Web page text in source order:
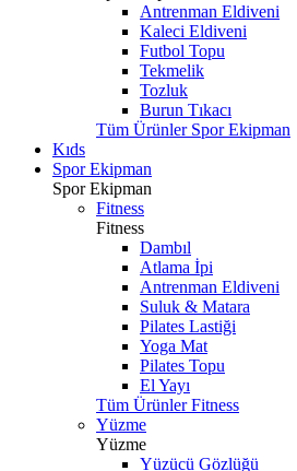
Antrenman Eldiveni
Kaleci Eldiveni
Futbol Topu
Tekmelik
Tozluk
Burun Tıkacı
Tüm Ürünler Spor Ekipman
Kıds
Spor Ekipman
Spor Ekipman
Fitness
Fitness
Dambıl
Atlama İpi
Antrenman Eldiveni
Suluk & Matara
Pilates Lastiği
Yoga Mat
Pilates Topu
El Yayı
Tüm Ürünler Fitness
Yüzme
Yüzme
Yüzücü Gözlüğü